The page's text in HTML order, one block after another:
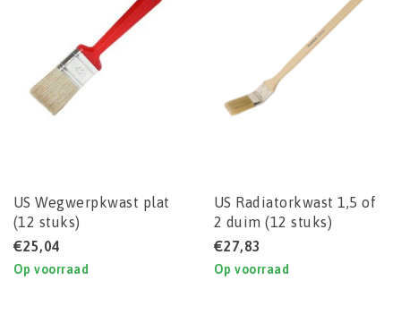
US Wegwerpkwast plat
(12 stuks)
€25,04
Op voorraad
US Radiatorkwast 1,5 of
2 duim (12 stuks)
€27,83
Op voorraad